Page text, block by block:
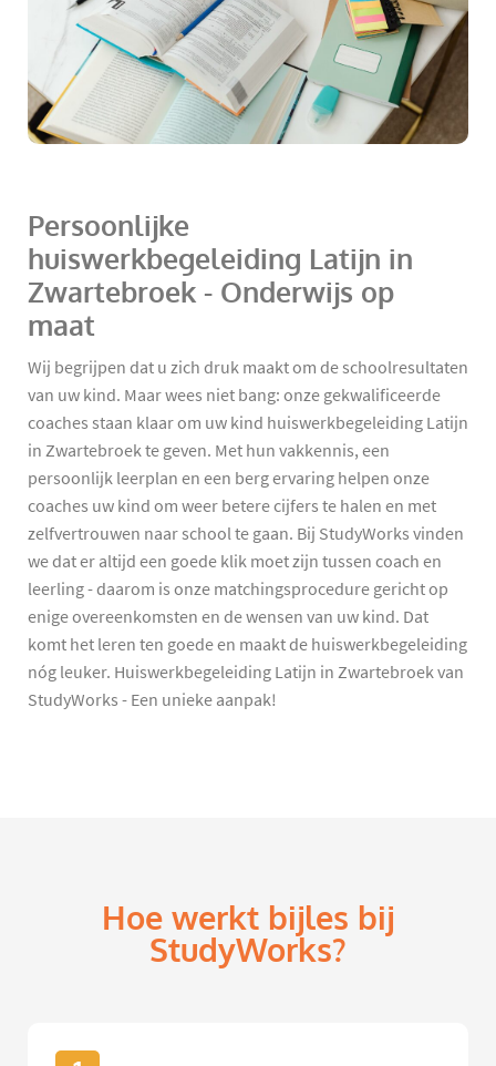
Persoonlijke
huiswerkbegeleiding Latijn in
Zwartebroek - Onderwijs op
maat
Wij begrijpen dat u zich druk maakt om de schoolresultaten
van uw kind. Maar wees niet bang: onze gekwalificeerde
coaches staan klaar om uw kind huiswerkbegeleiding Latijn
in Zwartebroek te geven. Met hun vakkennis, een
persoonlijk leerplan en een berg ervaring helpen onze
coaches uw kind om weer betere cijfers te halen en met
zelfvertrouwen naar school te gaan. Bij StudyWorks vinden
we dat er altijd een goede klik moet zijn tussen coach en
leerling - daarom is onze matchingsprocedure gericht op
enige overeenkomsten en de wensen van uw kind. Dat
komt het leren ten goede en maakt de huiswerkbegeleiding
nóg leuker. Huiswerkbegeleiding Latijn in Zwartebroek van
StudyWorks - Een unieke aanpak!
Hoe werkt bijles bij
StudyWorks?